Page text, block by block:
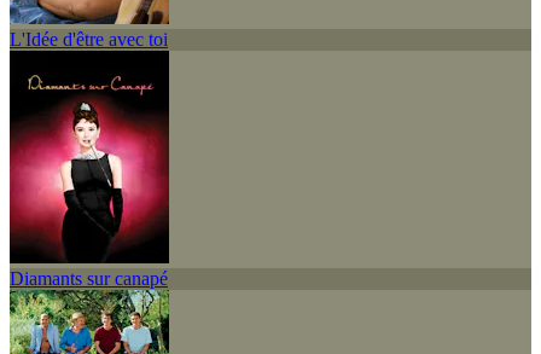
L'Idée d'être avec toi
Diamants sur canapé